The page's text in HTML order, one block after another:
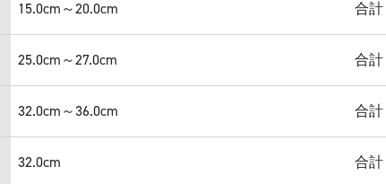
15.0cm～20.0cm 合
25.0cm～27.0cm 合
32.0cm～36.0cm 合
32.0cm 合